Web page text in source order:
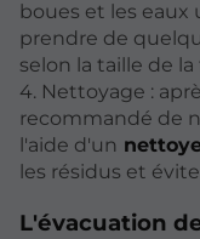
boues et les eaux
prendre de
selon la taille de
4. Nettoyage :
recommandé de
l'aide d'un
les résidus et
L'évacuation